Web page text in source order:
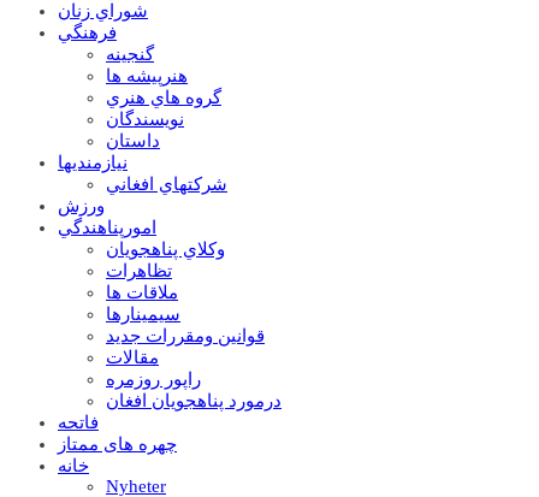
شوراي زنان
فرهنگي
گنجينه
هنرپيشه ها
گروه هاي هنري
نويسندگان
داستان
نيازمنديها
شرکتهاي افغاني
ورزش
امورپناهندگي
وکلاي پناهجويان
تظاهرات
ملاقات ها
سيمينارها
قوانين ومقررات جديد
مقالات
راپور روزمره
درمورد پناهجويان افغان
فاتحه
چهره های ممتاز
خانه
Nyheter